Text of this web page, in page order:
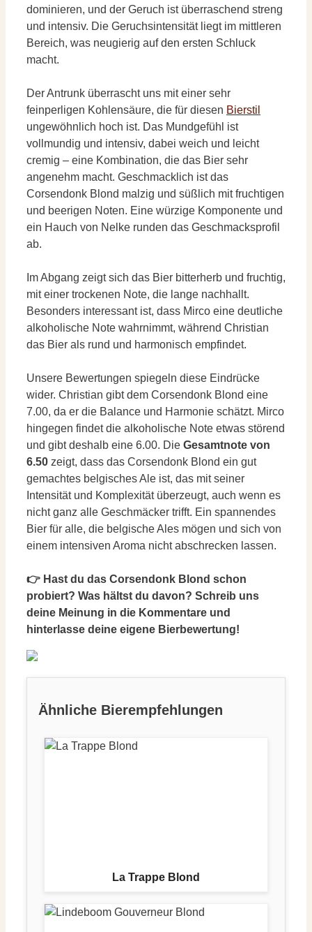
dominieren, und der Geruch ist überraschend streng
und intensiv. Die Geruchsintensität liegt im mittleren
Bereich, was neugierig auf den ersten Schluck
macht.
Der Antrunk überrascht uns mit einer sehr
feinperligen Kohlensäure, die für diesen Bierstil
ungewöhnlich hoch ist. Das Mundgefühl ist
vollmundig und intensiv, dabei weich und leicht
cremig – eine Kombination, die das Bier sehr
angenehm macht. Geschmacklich ist das
Corsendonk Blond malzig und süßlich mit fruchtigen
und beerigen Noten. Eine würzige Komponente und
ein Hauch von Nelke runden das Geschmacksprofil
ab.
Im Abgang zeigt sich das Bier bitterherb und fruchtig,
mit einer trockenen Note, die lange nachhallt.
Besonders interessant ist, dass Mirco eine deutliche
alkoholische Note wahrnimmt, während Christian
das Bier als rund und harmonisch empfindet.
Unsere Bewertungen spiegeln diese Eindrücke
wider. Christian gibt dem Corsendonk Blond eine
7.00, da er die Balance und Harmonie schätzt. Mirco
hingegen findet die alkoholische Note etwas störend
und gibt deshalb eine 6.00. Die Gesamtnote von
6.50 zeigt, dass das Corsendonk Blond ein gut
gemachtes belgisches Ale ist, das mit seiner
Intensität und Komplexität überzeugt, auch wenn es
nicht ganz alle Geschmäcker trifft. Ein spannendes
Bier für alle, die belgische Ales mögen und sich von
einem intensiven Aroma nicht abschrecken lassen.
👉 Hast du das Corsendonk Blond schon
probiert? Was hältst du davon? Schreib uns
deine Meinung in die Kommentare und
hinterlasse deine eigene Bierbewertung!
Ähnliche Bierempfehlungen
La Trappe Blond